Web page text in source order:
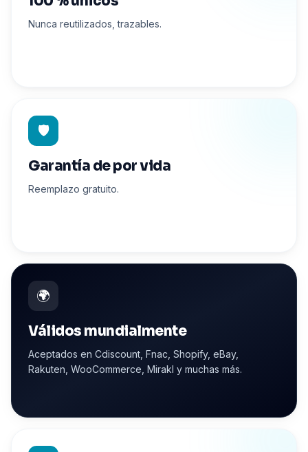
Nunca reutilizados, trazables.
🛡️
Garantía de por vida
Reemplazo gratuito.
🌍
Válidos mundialmente
Aceptados en Cdiscount, Fnac, Shopify, eBay,
Rakuten, WooCommerce, Mirakl y muchas más.